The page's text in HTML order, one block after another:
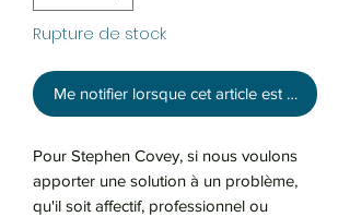
Rupture de stock
Me notifier lorsque cet article est disponible
Pour Stephen Covey, si nous voulons
apporter une solution à un problème,
qu'il soit affectif, professionnel ou